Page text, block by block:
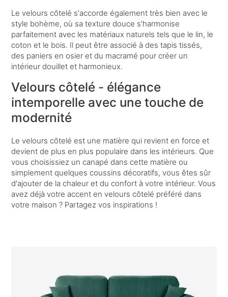
Le velours côtelé s'accorde également très bien avec le
style bohème, où sa texture douce s'harmonise
parfaitement avec les matériaux naturels tels que le lin, le
coton et le bois. Il peut être associé à des tapis tissés,
des paniers en osier et du macramé pour créer un
intérieur douillet et harmonieux.
Velours côtelé - élégance
intemporelle avec une touche de
modernité
Le velours côtelé est une matière qui revient en force et
devient de plus en plus populaire dans les intérieurs. Que
vous choisissiez un canapé dans cette matière ou
simplement quelques coussins décoratifs, vous êtes sûr
d'ajouter de la chaleur et du confort à votre intérieur. Vous
avez déjà votre accent en velours côtelé préféré dans
votre maison ? Partagez vos inspirations !